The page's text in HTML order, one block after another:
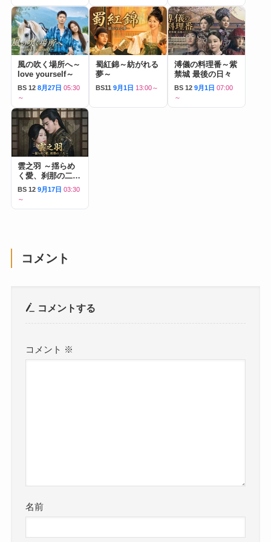
風の吹く場所へ～
love yourself～
BS 12 8月27日 05:30
～
蜀紅錦～紡がれる
夢～
BS11 9月1日 13:00～
溥儀の料理番～紫
禁城 最後の日々
BS 12 9月1日 07:00
～
雲之羽 ～揺らめ
く愛、刹那の二人
～
BS 12 9月17日 03:30
～
コメント
コメントする
コメント ※
名前